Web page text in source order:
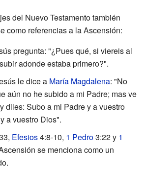
del Nuevo Testamento también
como referencias a la Ascensión:
pregunta: "¿Pues qué, si viereis al
adonde estaba primero?".
le dice a María Magdalena: "No
aún no he subido a mi Padre; mas ve
diles: Subo a mi Padre y a vuestro
a vuestro Dios".
Efesios4:8-10, 1 Pedro3:22 y 1
se menciona como un